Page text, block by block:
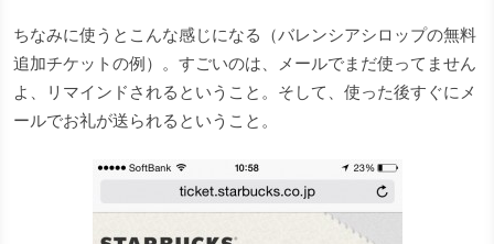
ちなみに使うとこんな感じになる（バレンシアシロップの無料
追加チケットの例）。すごいのは、メールでまだ使ってません
よ、リマインドされるということ。そして、使った後すぐにメ
ールでお礼が送られるということ。